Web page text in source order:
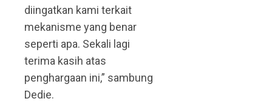
diingatkan kami terkait
mekanisme yang benar
seperti apa. Sekali lagi
terima kasih atas
penghargaan ini,” sambung
Dedie.